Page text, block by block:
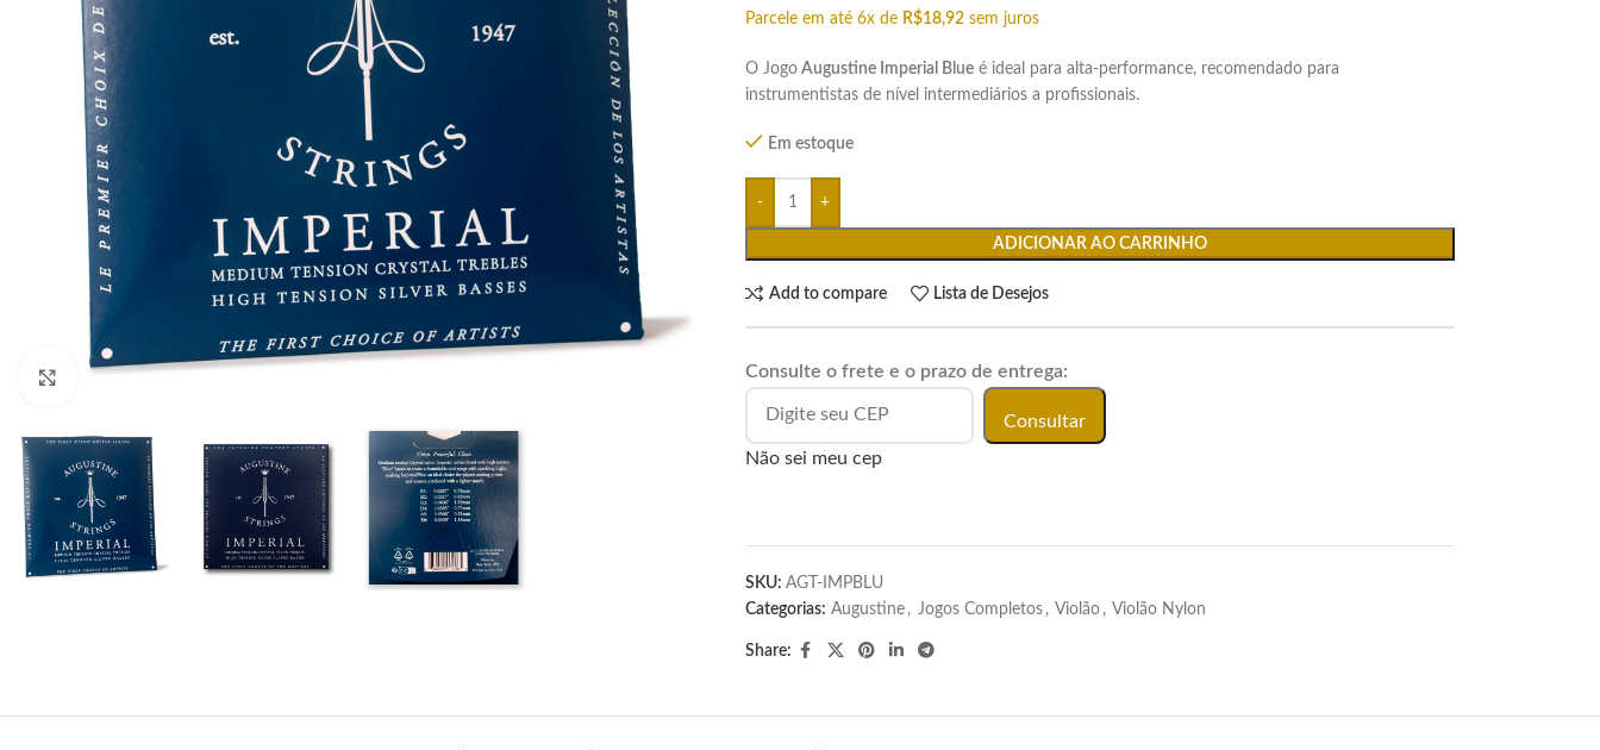
Click to enlarge
Parcele em até 6x de R$18,92 sem juros
O JogoAugustine Imperial Blueé ideal para alta-performance, recomendado para
instrumentistas de nível intermediários a profissionais.
Em estoque
ADICIONAR AO CARRINHO
Add to compare Lista de Desejos
Consulte o frete e o prazo de entrega:
Consultar
Não sei meu cep
SKU: AGT-IMPBLU
Categorias: Augustine , Jogos Completos , Violão , Violão Nylon
Share: